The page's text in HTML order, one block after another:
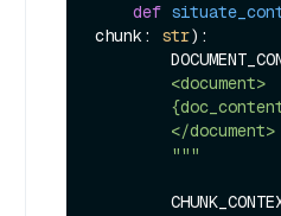
def
chunk: str):
        """